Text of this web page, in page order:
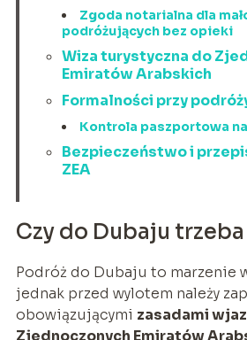
Zgoda notarialna dla
podróżujących bez opieki
Wiza turystyczna do
Emiratów Arabskich
Formalności przy
Kontrola paszportowa
Bezpieczeństwo i
ZEA
Czy do Dubaju
Podróż do Dubaju to marzenie
jednak przed wylotem należy
obowiązującymi zasadami